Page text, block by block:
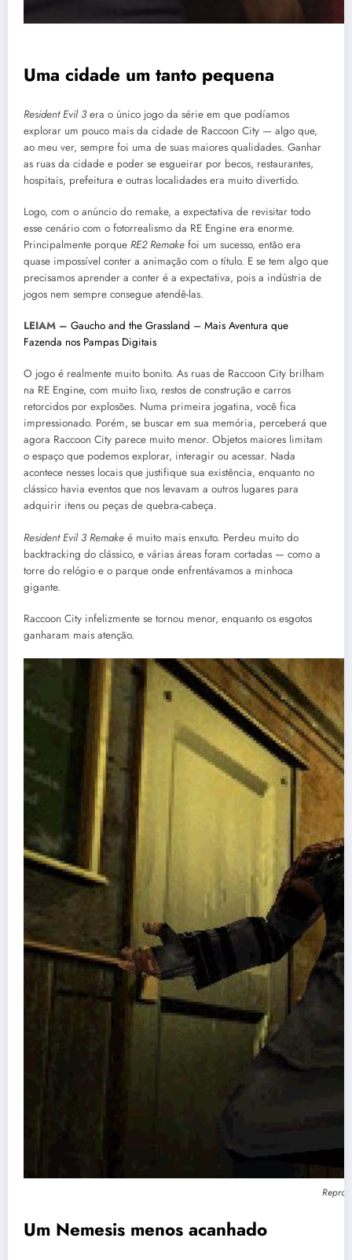
Uma cidade um tanto pequena
Resident Evil 3era o único jogo da série em que podíamos
explorar um pouco mais da cidade de Raccoon City — algo que,
ao meu ver, sempre foi uma de suas maiores qualidades. Ganhar
as ruas da cidade e poder se esgueirar por becos, restaurantes,
hospitais, prefeitura e outras localidades era muito divertido.
Logo, com o anúncio do remake, a expectativa de revisitar todo
esse cenário com o fotorrealismo da RE Engine era enorme.
Principalmente porque RE2 Remake foi um sucesso, então era
quase impossível conter a animação com o título. E se tem algo que
precisamos aprender a conter é a expectativa, pois a indústria de
jogos nem sempre consegue atendê-las.
LEIAM – Gaucho and the Grassland – Mais Aventura que
Fazenda nos Pampas Digitais
O jogo é realmente muito bonito. As ruas de Raccoon City brilham
na RE Engine, com muito lixo, restos de construção e carros
retorcidos por explosões. Numa primeira jogatina, você fica
impressionado. Porém, se buscar em sua memória, perceberá que
agora Raccoon City parece muito menor. Objetos maiores limitam
o espaço que podemos explorar, interagir ou acessar. Nada
acontece nesses locais que justifique sua existência, enquanto no
clássico havia eventos que nos levavam a outros lugares para
adquirir itens ou peças de quebra-cabeça.
Resident Evil 3 Remake é muito mais enxuto. Perdeu muito do
backtracking do clássico, e várias áreas foram cortadas — como a
torre do relógio e o parque onde enfrentávamos a minhoca
gigante.
Raccoon City infelizmente se tornou menor, enquanto os esgotos
ganharam mais atenção.
Um Nemesis menos acanhado